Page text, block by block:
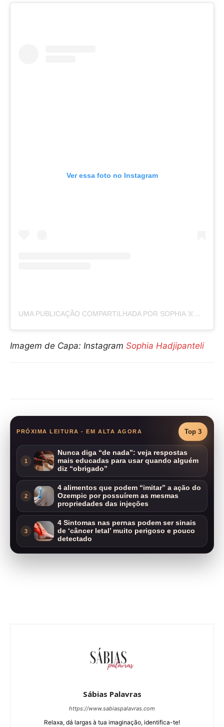
Ver essa foto no Instagram
UMA PUBLICAÇÃO COMPARTILHADA POR SOPHIA ☠️🧿 (@SOPHIAHADJIPANTELI)
Imagem de Capa: Instagram Sophia Hadjipanteli
PRÓXIMA LEITURA - EM ALTA AGORA Top 3
1
Nunca diga “de nada”: veja respostas
mais educadas para usar quando alguém
diz “obrigado”
2
4 alimentos que podem “imitar” a ação do
Ozempic por possuírem as mesmas
propriedades das injeções
3
4 Sintomas nas pernas podem ser sinais
de ‘câncer letal’ muito perigoso e pouco
detectado
Sábias Palavras
https://www.sabiaspalavras.com
Relaxa, dá largas à tua imaginação, identifica-te!